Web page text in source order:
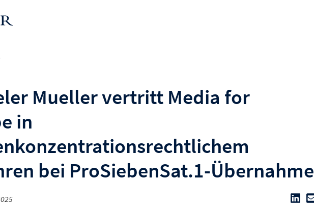
Mueller vertritt Media for
in
bei ProSiebenSat.1-Übernahme